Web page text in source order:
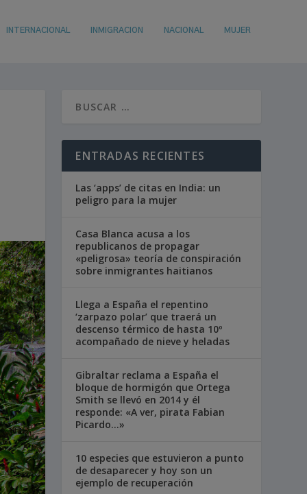
INTERNACIONAL INMIGRACION NACIONAL MUJER
ENTRADAS RECIENTES
Las ‘apps’ de citas en India: un
peligro para la mujer
Casa Blanca acusa a los
republicanos de propagar
«peligrosa» teoría de conspiración
sobre inmigrantes haitianos
Llega a España el repentino
‘zarpazo polar’ que traerá un
descenso térmico de hasta 10º
acompañado de nieve y heladas
Gibraltar reclama a España el
bloque de hormigón que Ortega
Smith se llevó en 2014 y él
responde: «A ver, pirata Fabian
Picardo…»
10 especies que estuvieron a punto
de desaparecer y hoy son un
ejemplo de recuperación